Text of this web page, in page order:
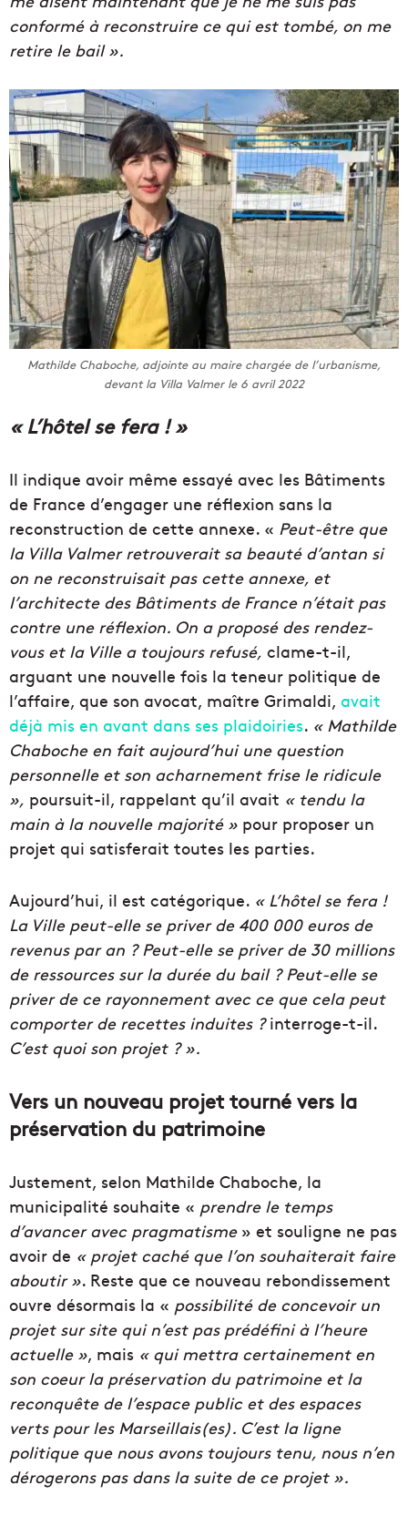
conformé à reconstruire ce qui est tombé, on me
retire le bail ».
Mathilde Chaboche, adjointe au maire chargée de l’urbanisme,
devant la Villa Valmer le 6 avril 2022
« L’hôtel se fera ! »
Il indique avoir même essayé avec les Bâtiments
de France d’engager une réflexion sans la
reconstruction de cette annexe. « Peut-être que
la Villa Valmer retrouverait sa beauté d’antan si
on ne reconstruisait pas cette annexe, et
l’architecte des Bâtiments de France n’était pas
contre une réflexion. On a proposé des rendez-
vous et la Ville a toujours refusé, clame-t-il,
arguant une nouvelle fois la teneur politique de
l’affaire, que son avocat, maître Grimaldi, avait
déjà mis en avant dans ses plaidoiries. « Mathilde
Chaboche en fait aujourd’hui une question
personnelle et son acharnement frise le ridicule
», poursuit-il, rappelant qu’il avait « tendu la
main à la nouvelle majorité » pour proposer un
projet qui satisferait toutes les parties.
Aujourd’hui, il est catégorique. « L’hôtel se fera !
La Ville peut-elle se priver de 400 000 euros de
revenus par an ? Peut-elle se priver de 30 millions
de ressources sur la durée du bail ? Peut-elle se
priver de ce rayonnement avec ce que cela peut
comporter de recettes induites ?interroge-t-il.
C’est quoi son projet ? ».
Vers un nouveau projet tourné vers la
préservation du patrimoine
Justement, selon Mathilde Chaboche, la
municipalité souhaite « prendre le temps
d’avancer avec pragmatisme» et souligne ne pas
avoir de « projet caché que l’on souhaiterait faire
aboutir ». Reste que ce nouveau rebondissement
ouvre désormais la « possibilité de concevoir un
projet sur site qui n’est pas prédéfini à l’heure
actuelle », mais « qui mettra certainement en
son coeur la préservation du patrimoine et la
reconquête de l’espace public et des espaces
verts pour les Marseillais(es). C’est la ligne
politique que nous avons toujours tenu, nous n’en
dérogerons pas dans la suite de ce projet ».